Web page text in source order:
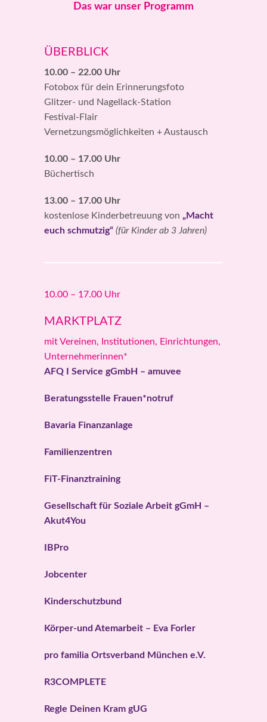
Das war unser Programm
ÜBERBLICK
10.00 – 22.00 Uhr
Fotobox für dein Erinnerungsfoto
Glitzer- und Nagellack-Station
Festival-Flair
Vernetzungsmöglichkeiten + Austausch
10.00 – 17.00 Uhr
Büchertisch
13.00 – 17.00 Uhr
kostenlose Kinderbetreuung von „Macht
euch schmutzig“ (für Kinder ab 3 Jahren)
10.00 – 17.00 Uhr
MARKTPLATZ
mit Vereinen, Institutionen, Einrichtungen,
Unternehmerinnen*
AFQ I Service gGmbH – amuvee
Beratungsstelle Frauen*notruf
Bavaria Finanzanlage
Familienzentren
FiT-Finanztraining
Gesellschaft für Soziale Arbeit gGmH –
Akut4You
IBPro
Jobcenter
Kinderschutzbund
Körper-und Atemarbeit – Eva Forler
pro familia Ortsverband München e.V.
R3COMPLETE
Regle Deinen Kram gUG